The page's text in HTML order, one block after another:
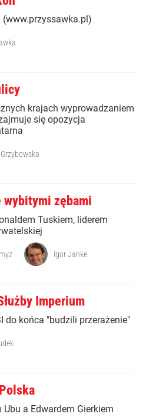
(www.przyssawka.pl)
krajach wyprowadzaniem
się opozycja
wybitymi zębami
Tuskiem, liderem
Igor Janke
Imperium
do końca "budzili przerażenie"
Ubu a Edwardem Gierkiem